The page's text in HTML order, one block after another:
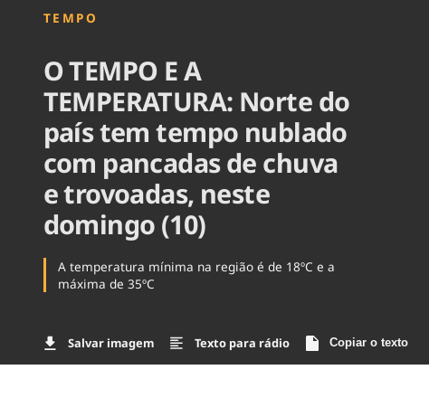
Brasil Mineral
Ciência & Tecnologia
Cinema
Comportamento
TEMPO
O TEMPO E A
TEMPERATURA: Norte do
país tem tempo nublado
com pancadas de chuva
e trovoadas, neste
domingo (10)
A temperatura mínima na região é de 18ºC e a
máxima de 35ºC
Salvar imagem Texto para rádio Copiar o texto